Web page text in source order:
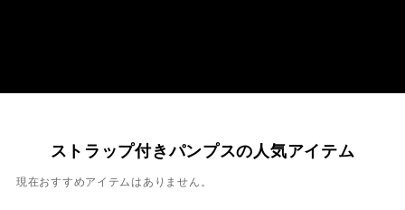
ストラップ付きパンプスの人気アイテム
現在おすすめアイテムはありません。